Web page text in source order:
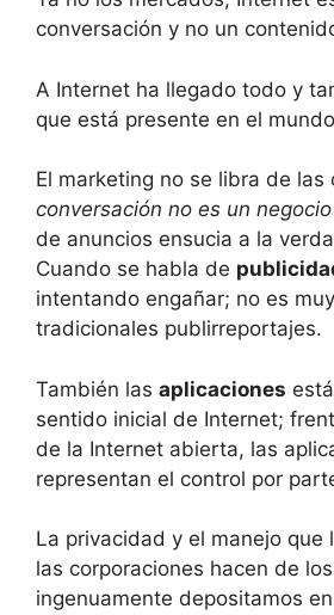
conversación y no un
A Internet ha llegado todo y
que está presente en el
El marketing no se libra de las
conversación no es un negocio
de anuncios ensucia a la
Cuando se habla de
intentando engañar; no es
tradicionales publirreportajes.
También las aplicaciones
sentido inicial de Internet;
de la Internet abierta, las
representan el control por
La privacidad y el manejo que
las corporaciones hacen de
ingenuamente depositamos